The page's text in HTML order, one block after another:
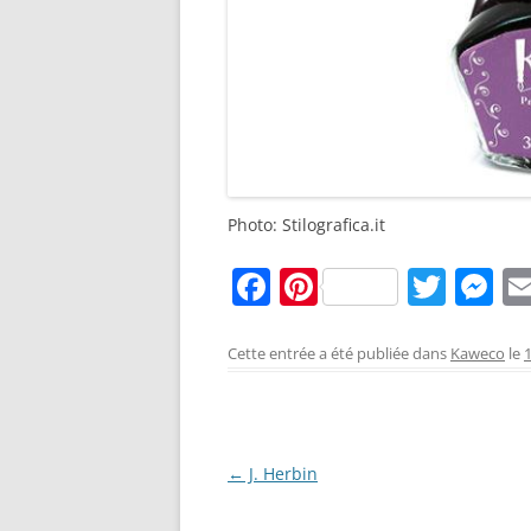
Photo: Stilografica.it
F
c
o
Pi
er
T
itt
M
ss
Cette entrée a été publiée dans Kaweco le
Navigation
← J. Herbin